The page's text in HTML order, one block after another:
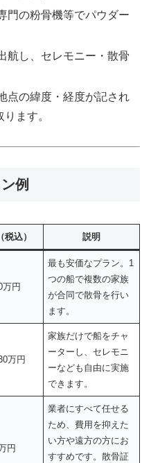
門の粉骨機等でパウダー
航し、セレモニー・散骨
点の緯度・経度が記され
ます。
例
込） 説明
万円
最も安価なプラン。1
つの船で複数の家族
が合同で散骨を行い
ます。
万円
家族だけで船をチャ
ーターし、セレモニ
ーなども自由に実施
できます。
円
業者にすべて任せる
ため、費用を抑えた
い方や遠方の方にお
すすめです。散骨証